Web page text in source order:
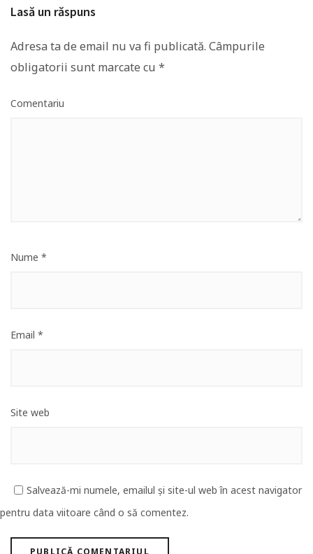
Lasă un răspuns
Adresa ta de email nu va fi publicată. Câmpurile
obligatorii sunt marcate cu *
Comentariu
Nume *
Email *
Site web
Salvează-mi numele, emailul și site-ul web în acest navigator
pentru data viitoare când o să comentez.